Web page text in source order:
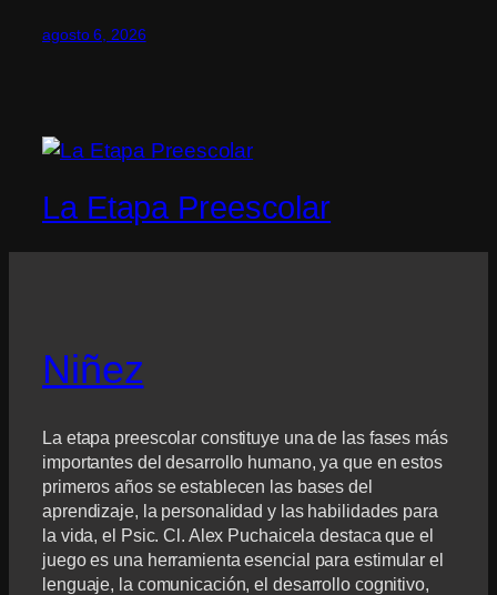
agosto 6, 2026
La Etapa Preescolar
Niñez
La etapa preescolar constituye una de las fases más
importantes del desarrollo humano, ya que en estos
primeros años se establecen las bases del
aprendizaje, la personalidad y las habilidades para
la vida, el Psic. Cl. Alex Puchaicela destaca que el
juego es una herramienta esencial para estimular el
lenguaje, la comunicación, el desarrollo cognitivo,